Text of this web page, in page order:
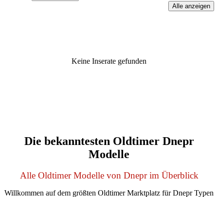
Keine Inserate gefunden
Die bekanntesten Oldtimer Dnepr
Modelle
Alle Oldtimer Modelle von Dnepr im Überblick
Willkommen auf dem größten Oldtimer Marktplatz für Dnepr Typen